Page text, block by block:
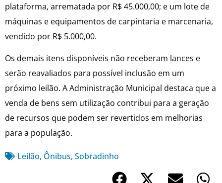
plataforma, arrematada por R$ 45.000,00; e um lote de
máquinas e equipamentos de carpintaria e marcenaria,
vendido por R$ 5.000,00.
Os demais itens disponíveis não receberam lances e
serão reavaliados para possível inclusão em um
próximo leilão. A Administração Municipal destaca que a
venda de bens sem utilização contribui para a geração
de recursos que podem ser revertidos em melhorias
para a população.
Leilão, Ônibus, Sobradinho